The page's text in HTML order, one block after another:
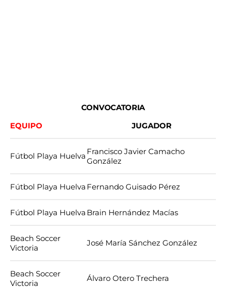
CONVOCATORIA
EQUIPO
JUGADOR
Fútbol Playa Huelva Francisco Javier Camacho
González
Fútbol Playa Huelva Fernando Guisado Pérez
Fútbol Playa Huelva Brain Hernández Macías
Beach Soccer
Victoria
José María Sánchez González
Beach Soccer
Victoria
Álvaro Otero Trechera